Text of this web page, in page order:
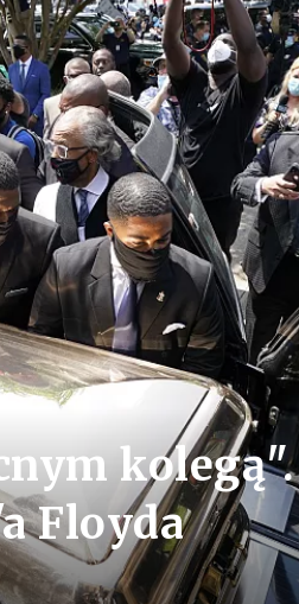
Floyda